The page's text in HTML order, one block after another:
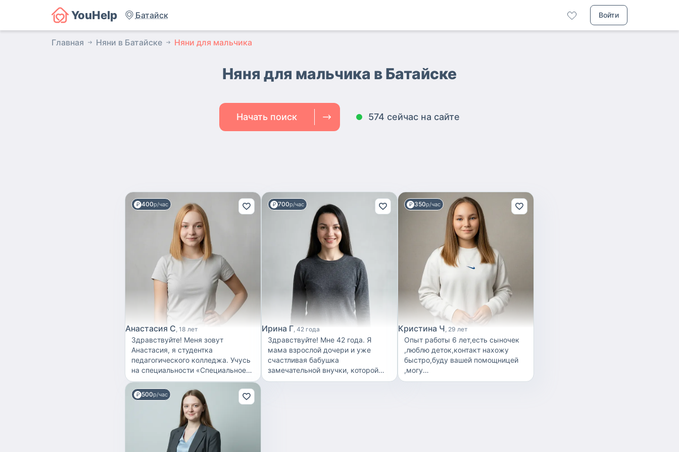
YouHelp Батайск Войти
Главная Няни в Батайске Няни для мальчика
Няня для мальчика в Батайске
Начать поиск 574 сейчас на сайте
400р/час
Анастасия С 18 лет
Здравствуйте! Меня зовут
Анастасия, я студентка
педагогического колледжа. Учусь
на специальности «Специальное
дошкольное образование» — это
работа с детьми с учетом их
индивидуальных особенностей,
темперамента и темпа развития.
Обучение на специальном
дошкольном отделении научило
меня работать с детьми с
700р/час
Ирина Г 42 года
Здравствуйте! Мне 42 года. Я
мама взрослой дочери и уже
счастливая бабушка
замечательной внучки, которой
сейчас 1 год и 2 месяца.
350р/час
Кристина Ч 29 лет
Опыт работы 6 лет,есть сыночек
,люблю деток,контакт нахожу
быстро,буду вашей помощницей
,могу
погулять,поиграть,покормить,позаниматься,искупать,дела
500р/час